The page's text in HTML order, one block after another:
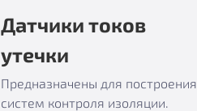
Датчики токов
утечки
Предназначены для построения
систем контроля изоляции.